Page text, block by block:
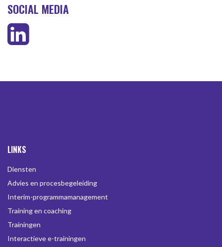
SOCIAL MEDIA
LINKS
Diensten
Advies en procesbegeleiding
Interim-programmamanagement
Training en coaching
Trainingen
Interactieve e-trainingen